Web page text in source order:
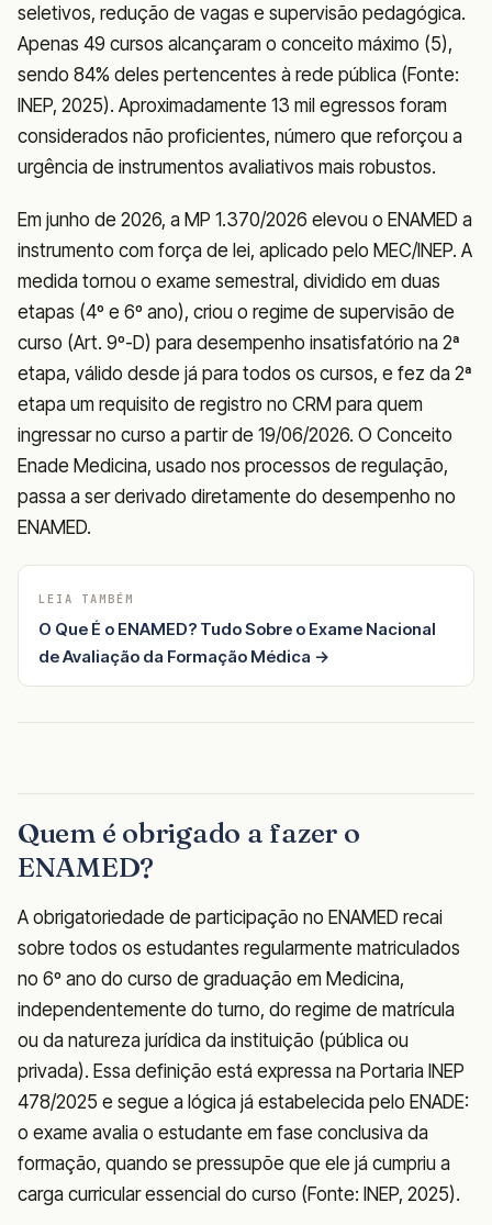
seletivos, redução de vagas e supervisão pedagógica.
Apenas 49 cursos alcançaram o conceito máximo (5),
sendo 84% deles pertencentes à rede pública (Fonte:
INEP, 2025). Aproximadamente 13 mil egressos foram
considerados não proficientes, número que reforçou a
urgência de instrumentos avaliativos mais robustos.
Em junho de 2026, a MP 1.370/2026 elevou o ENAMED a
instrumento com força de lei, aplicado pelo MEC/INEP. A
medida tornou o exame semestral, dividido em duas
etapas (4º e 6º ano), criou o regime de supervisão de
curso (Art. 9º-D) para desempenho insatisfatório na 2ª
etapa, válido desde já para todos os cursos, e fez da 2ª
etapa um requisito de registro no CRM para quem
ingressar no curso a partir de 19/06/2026. O Conceito
Enade Medicina, usado nos processos de regulação,
passa a ser derivado diretamente do desempenho no
ENAMED.
LEIA TAMBÉM
O Que É o ENAMED? Tudo Sobre o Exame Nacional
de Avaliação da Formação Médica →
Quem é obrigado a fazer o
ENAMED?
A obrigatoriedade de participação no ENAMED recai
sobre todos os estudantes regularmente matriculados
no 6º ano do curso de graduação em Medicina,
independentemente do turno, do regime de matrícula
ou da natureza jurídica da instituição (pública ou
privada). Essa definição está expressa na Portaria INEP
478/2025 e segue a lógica já estabelecida pelo ENADE:
o exame avalia o estudante em fase conclusiva da
formação, quando se pressupõe que ele já cumpriu a
carga curricular essencial do curso (Fonte: INEP, 2025).